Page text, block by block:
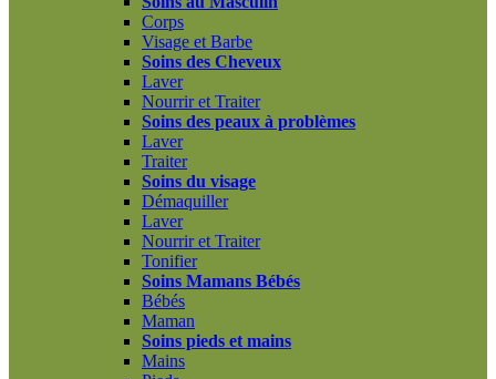
Corps
Visage et Barbe
Soins des Cheveux
Laver
Nourrir et Traiter
Soins des peaux à problèmes
Laver
Traiter
Soins du visage
Démaquiller
Laver
Nourrir et Traiter
Tonifier
Soins Mamans Bébés
Bébés
Maman
Soins pieds et mains
Mains